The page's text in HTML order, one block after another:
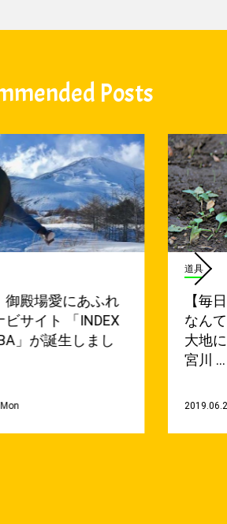
Posts
殿場愛にあふれ
ビサイト 「INDEX
」が誕生しまし
道具
【毎
なん
大地
宮川 …